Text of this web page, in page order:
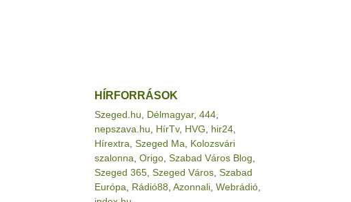
HÍRFORRÁSOK
Szeged.hu Délmagyar, 444
nepszava.hu
HírTv, HVG hir24
Hírextra Szeged Ma
Kolozsvári
szalonna Origo Szabad Város Blog
Szeged 365 Szeged Város Szabad
Európa
Rádió88 Azonnali Webrádió